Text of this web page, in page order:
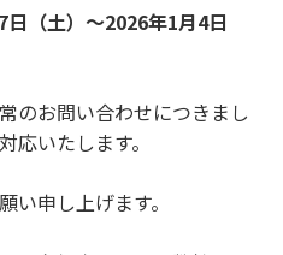
日（土）～2026年1月4日
のお問い合わせにつきまし
応いたします。
い申し上げます。